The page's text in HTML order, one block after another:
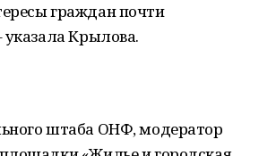
граждан почти
указала Крылова.
штаба ОНФ, модератор